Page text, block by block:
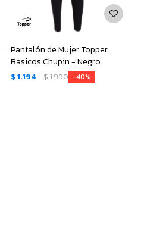
Pantalón de Mujer Topper
Basicos Chupin - Negro
$ 1.194 $1.990 40